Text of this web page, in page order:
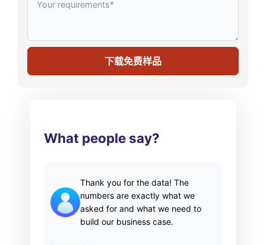
下载免费样品
What people say?
Thank you for the data! The
numbers are exactly what we
asked for and what we need to
build our business case.